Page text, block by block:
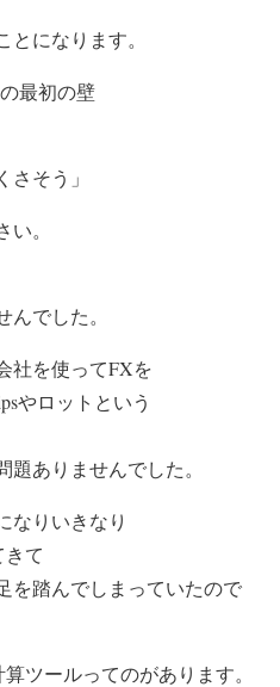
になります。
最初の壁
さそう」
。
でした。
社を使ってFXを
やロットという
ありませんでした。
なりいきなり
きて
を踏んでしまっていたので
ツールってのがあります。